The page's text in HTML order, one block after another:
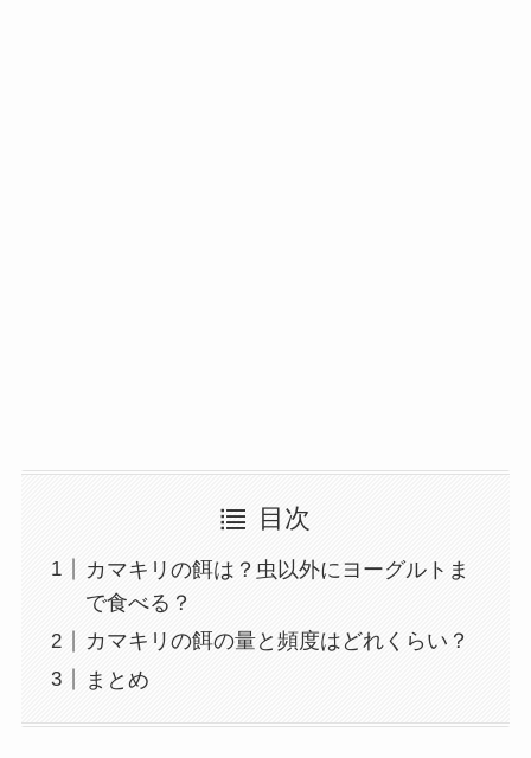
目次
カマキリの餌は？虫以外にヨーグルトま
で食べる？
カマキリの餌の量と頻度はどれくらい？
まとめ